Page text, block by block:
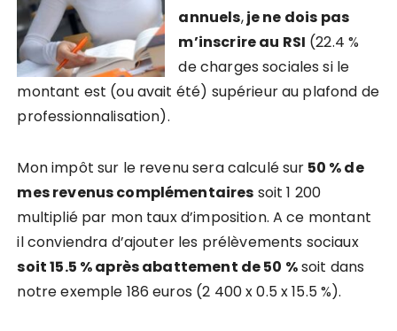
annuels,je ne dois pas
m’inscrire au RSI (22.4 %
de charges sociales si le
montant est (ou avait été) supérieur au plafond de
professionnalisation).
Mon impôt sur le revenu sera calculé sur 50 % de
mes revenus complémentaires soit 1 200
multiplié par mon taux d’imposition. A ce montant
il conviendra d’ajouter les prélèvements sociaux
soit 15.5 % après abattement de 50 %soit dans
notre exemple 186 euros (2 400 x 0.5 x 15.5 %).